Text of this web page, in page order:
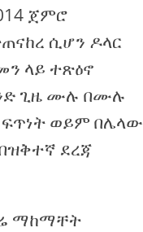
ጀምሮ
ሲሆን ዶላር
ላይ ተጽዕኖ
ጊዜ ሙሉ በሙሉ
ፍጥነት ወይም በሌላው
ደረጃ
ማከማቸት